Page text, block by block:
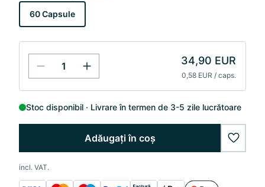
60 Capsule
34,90 EUR
0,58 EUR / caps.
Stoc disponibil Livrare în termen de 3-5 zile lucrătoare
Adăugați în coș
incl. VAT.